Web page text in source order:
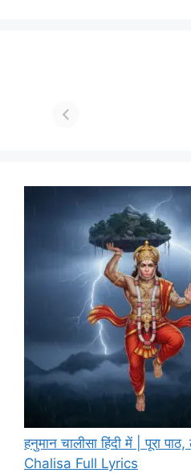
हनुमान चालीसा हिंदी में | पूरा
Chalisa Full Lyrics